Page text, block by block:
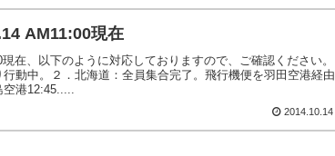
AM11:00現在
在、以下のように対応しておりますので、ご確認ください。
動中。２．北海道：全員集合完了。飛行機便を羽田空港経由
12:45.....
2014.10.14